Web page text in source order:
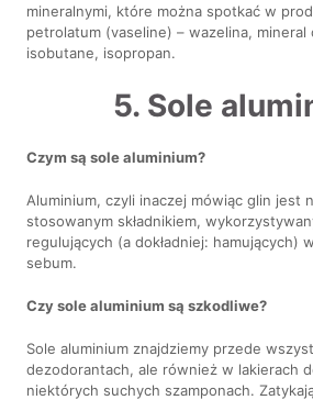
mineralnymi, które można spotkać w
petrolatum (vaseline) – wazelina, mineral
isobutane, isopropan.
5. Sole
Czym są sole aluminium?
Aluminium, czyli inaczej mówiąc glin jest
stosowanym składnikiem,
regulujących (a dokładniej: hamujących)
sebum.
Czy sole aluminium są szkodliwe?
Sole aluminium znajdziemy przede
dezodorantach, ale również w lakierach
niektórych suchych szamponach.